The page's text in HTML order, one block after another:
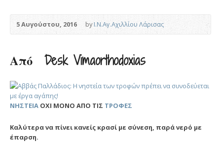
5 Αυγούστου, 2016 byΙ.Ν.Αγ.Αχιλλίου Λάρισας
Από Desk Vimaorthodoxias
ΝΗΣΤΕΙΑ ΟΧΙ ΜΟΝΟ ΑΠΟ ΤΙΣ ΤΡΟΦΕΣ
Καλύτερα να πίνει κανείς κρασί με σύνεση, παρά νερό με
έπαρση.